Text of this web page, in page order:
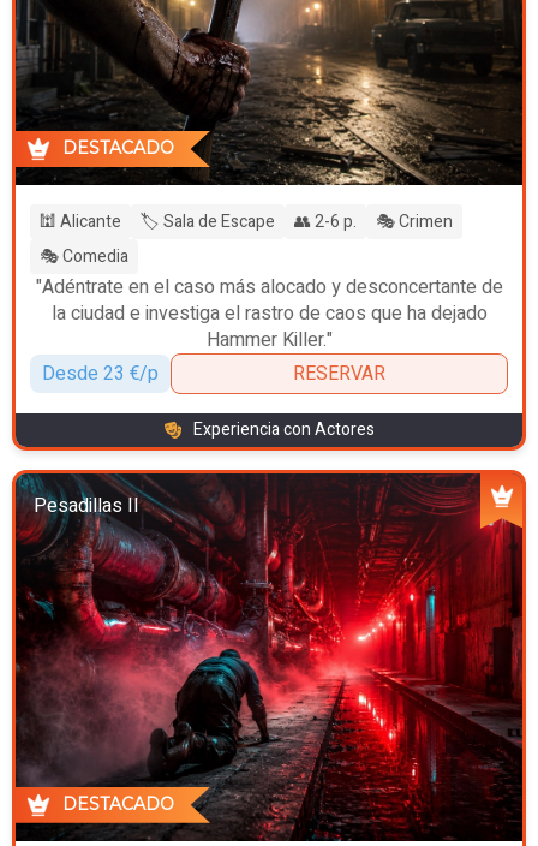
DESTACADO
🕍 Alicante 🏷️ Sala de Escape 👥 2-6 p.
🎭 Crimen
🎭 Comedia
"Adéntrate en el caso más alocado y desconcertante de
la ciudad e investiga el rastro de caos que ha dejado
Hammer Killer."
Desde 23 €/p
RESERVAR
Experiencia con Actores
Pesadillas II
DESTACADO